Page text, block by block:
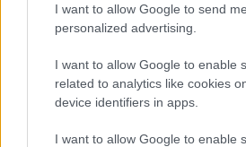
I want to allow Google to send me
personalized advertising.
I want to allow Google to enable
related to analytics like cookies
device identifiers in apps.
I want to allow Google to enable
lehet .Téma rá??Megköszönném ha
forog a fejembe
Gambesz